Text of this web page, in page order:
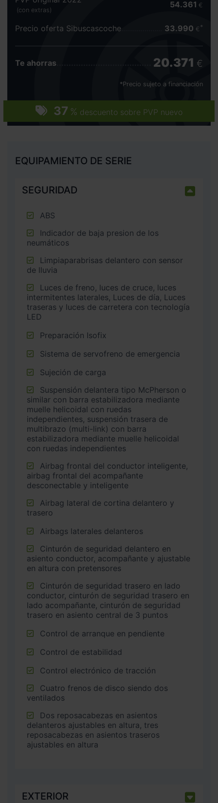
37 % descuento sobre PVP nuevo
(con extras)
54.361 €
Precio oferta Sibuscascoche 33.990 €
Te ahorras 20.371 €
*Precio sujeto a financiación
EQUIPAMIENTO DE SERIE
SEGURIDAD
ABS
neumáticos
de lluvia
intermitentes laterales, Luces de día, Luces
traseras y luces de carretera con tecnología
LED
Preparación Isofix
Sistema de servofreno de emergencia
Sujeción de carga
similar con barra estabilizadora mediante
muelle helicoidal con ruedas
independientes, suspensión trasera de
multibrazo (multi-link) con barra
estabilizadora mediante muelle helicoidal
con ruedas independientes
airbag frontal del acompañante
desconectable y inteligente
trasero
Airbags laterales delanteros
asiento conductor, acompañante y ajustable
en altura con pretensores
conductor, cinturón de seguridad trasero en
lado acompañante, cinturón de seguridad
trasero en asiento central de 3 puntos
Control de arranque en pendiente
Control de estabilidad
Control electrónico de tracción
ventilados
delanteros ajustables en altura, tres
reposacabezas en asientos traseros
ajustables en altura
EXTERIOR